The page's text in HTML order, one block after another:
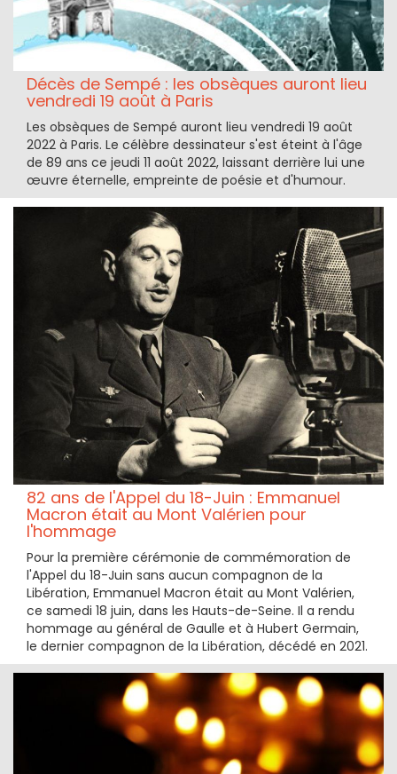
Décès de Sempé : les obsèques auront lieu
vendredi 19 août à Paris
Les obsèques de Sempé auront lieu vendredi 19 août
2022 à Paris. Le célèbre dessinateur s'est éteint à l'âge
de 89 ans ce jeudi 11 août 2022, laissant derrière lui une
œuvre éternelle, empreinte de poésie et d'humour.
82 ans de l'Appel du 18-Juin : Emmanuel
Macron était au Mont Valérien pour
l'hommage
Pour la première cérémonie de commémoration de
l'Appel du 18-Juin sans aucun compagnon de la
Libération, Emmanuel Macron était au Mont Valérien,
ce samedi 18 juin, dans les Hauts-de-Seine. Il a rendu
hommage au général de Gaulle et à Hubert Germain,
le dernier compagnon de la Libération, décédé en 2021.